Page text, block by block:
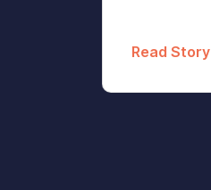
Read Story